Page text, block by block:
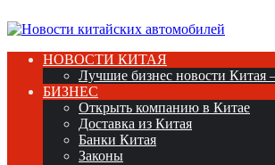
НОВОСТИ КИТАЯ
Лучшие бизнес новости Китая
БИЗНЕС
Открыть компанию в Китае
Доставка из Китая
Банки Китая
Законы